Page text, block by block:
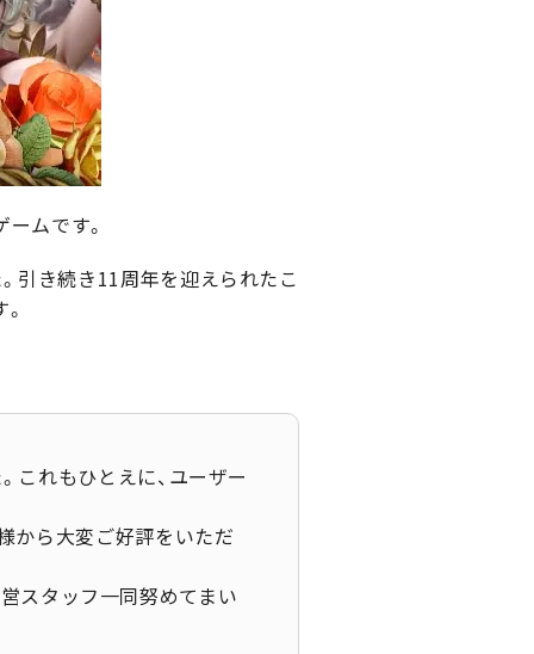
ムです。
引き続き11周年を迎えられたこ
これもひとえに、ユーザー
から大変ご好評をいただ
スタッフ一同努めてまい